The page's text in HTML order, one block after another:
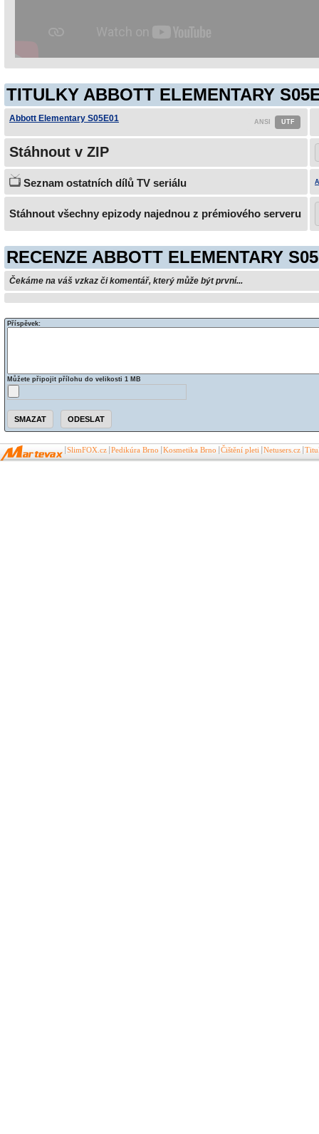
TITULKY ABBOTT ELEMENTARY
Abbott Elementary S05E01
Stáhnout v ZIP
Seznam ostatních dílů TV seriálu
Stáhnout všechny epizody najednou z prémiového serveru
RECENZE ABBOTT ELEMENTARY
Čekáme na váš vzkaz či komentář, který může být první...
Příspěvek:
Můžete připojit přílohu do velikosti 1 MB
SlimFOX.cz Pedikúra Brno Kosmetika Brno Čištění pleti Netusers.cz